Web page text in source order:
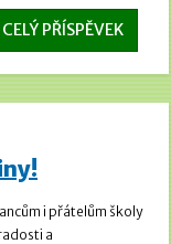
CELÝ PŘÍSPĚVEK
i přátelům školy
a